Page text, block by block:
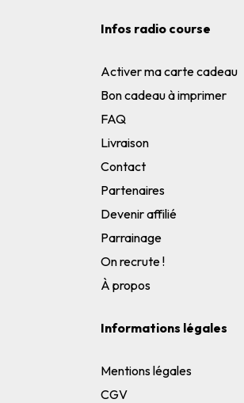
Infos radio course
Activer ma carte cadeau
Bon cadeau à imprimer
FAQ
Livraison
Contact
Partenaires
Devenir affilié
Parrainage
On recrute !
À propos
Informations légales
Mentions légales
CGV